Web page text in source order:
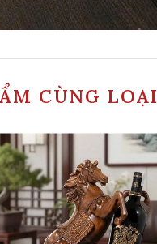
CÙNG